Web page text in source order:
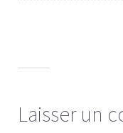
Laisser un